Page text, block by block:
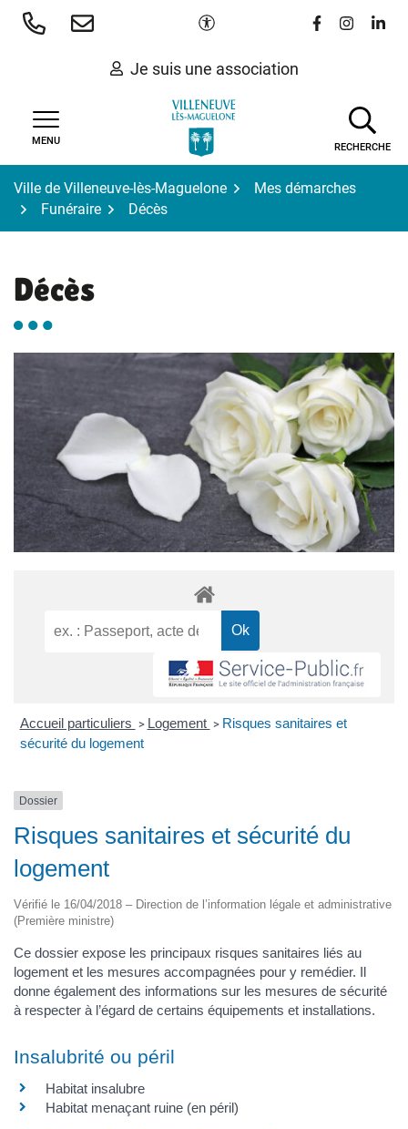
Aller
Paramètres d'accessibilité
Lien vers le
Lien vers
Lien
Je suis une association
MENU
RECHERCHE
Ville de Villeneuve-lès-Maguelone
Mes démarches
Funéraire
Décès
Décès
Accueil particuliers > Logement > Risques sanitaires et
sécurité du logement
Dossier
Risques sanitaires et sécurité du
logement
Vérifié le 16/04/2018 – Direction de l’information légale et administrative
(Première ministre)
Ce dossier expose les principaux risques sanitaires liés au
logement et les mesures accompagnées pour y remédier. Il
donne également des informations sur les mesures de sécurité
à respecter à l’égard de certains équipements et installations.
Insalubrité ou péril
Habitat insalubre
Habitat menaçant ruine (en péril)